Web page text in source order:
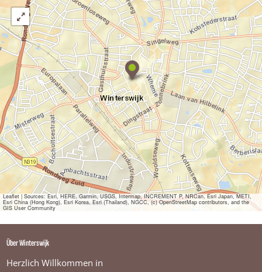
N
E
L
S
O
N
S
c
h
o
e
n
e
n
Leaflet|Sources: Esri, HERE, Garmin, USGS, Intermap, INCREMENT P, NRCan, Esri Japan, METI,
Esri China (Hong Kong), Esri Korea, Esri (Thailand), NGCC, (c) OpenStreetMap contributors, and the
GIS User Community
Über Winterswijk
Herzlich Willkommen in